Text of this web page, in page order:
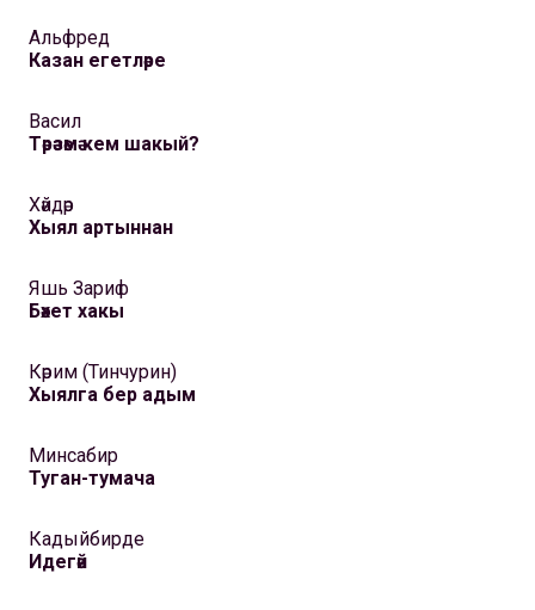
Альфред
Казан егетләре
Васил
Тәрәзәмә кем шакый?
Хәйдәр
Хыял артыннан
Яшь Зариф
Бәхет хакы
Кәрим (Тинчурин)
Хыялга бер адым
Минсабир
Туган-тумача
Кадыйбирде
Идегәй